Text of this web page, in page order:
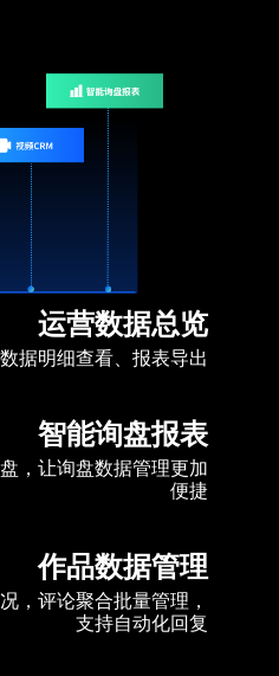
运营数据总览
据明细查看、报表导出
智能询盘报表
，让询盘数据管理更加
便捷
作品数据管理
，评论聚合批量管理，
支持自动化回复